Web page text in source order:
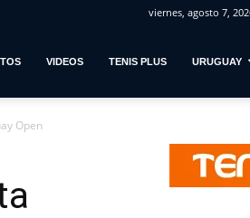
viernes, agosto 7,
VIDEOS TENIS PLUS URUGUAY
Open